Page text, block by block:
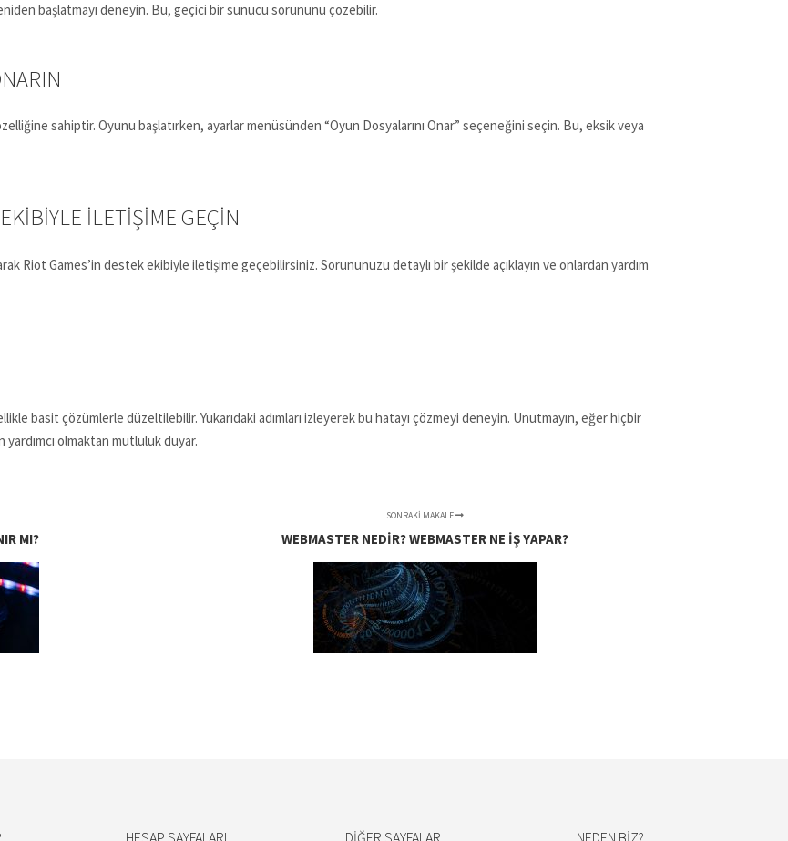
başlatmayı deneyin. Bu, geçici bir sunucu sorununu çözebilir.
sahiptir. Oyunu başlatırken, ayarlar menüsünden “Oyun Dosyalarını Onar” seçeneğini seçin. Bu, eksik veya
İLETIŞIME GEÇIN
Riot Games’in destek ekibiyle iletişime geçebilirsiniz. Sorununuzu detaylı bir şekilde açıklayın ve onlardan yardım
basit çözümlerle düzeltilebilir. Yukarıdaki adımları izleyerek bu hatayı çözmeyi deneyin. Unutmayın, eğer hiçbir
olmaktan mutluluk duyar.
MI?
SONRAKI MAKALE
WEBMASTER NEDIR? WEBMASTER NE İŞ YAPAR?
HESAP SAYFALARI DIĞER SAYFALAR NEDEN BIZ?